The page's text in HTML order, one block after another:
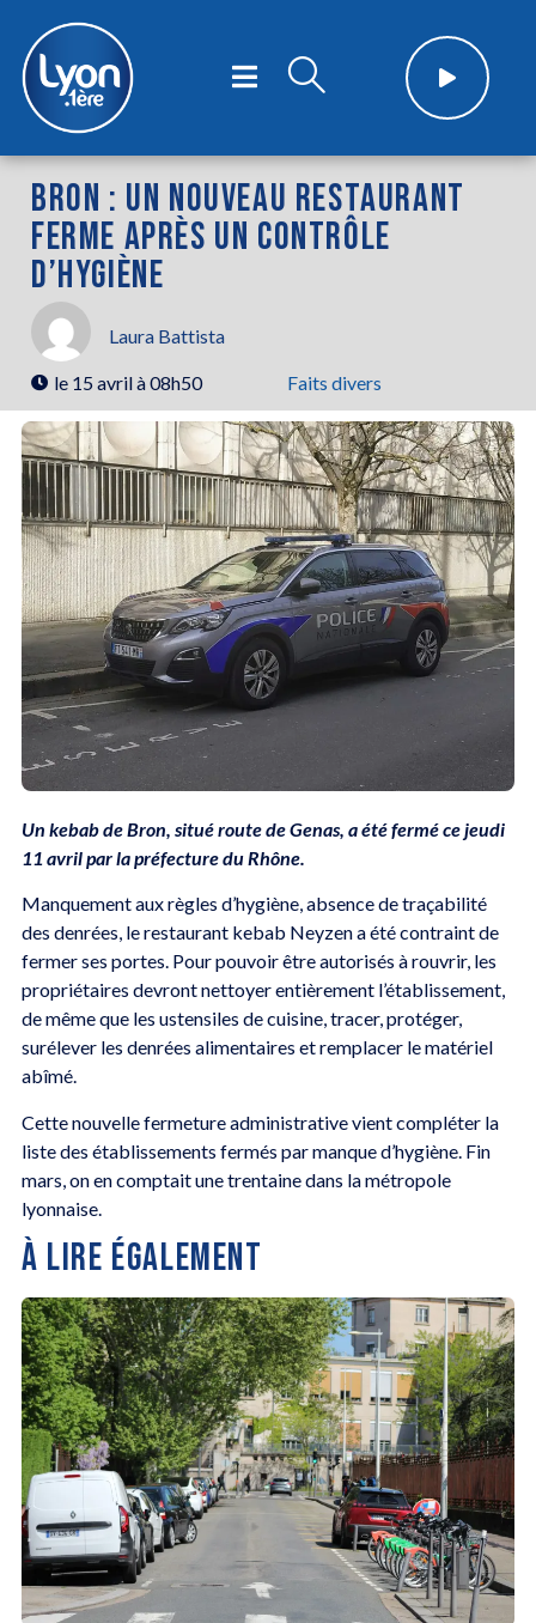
BRON : UN NOUVEAU RESTAURANT
FERME APRÈS UN CONTRÔLE
D’HYGIÈNE
Laura Battista
le 15 avril à 08h50 Faits divers
Un kebab de Bron, situé route de Genas, a été fermé ce jeudi
11 avril par la préfecture du Rhône.
Manquement aux règles d’hygiène, absence de traçabilité
des denrées, le restaurant kebab Neyzen a été contraint de
fermer ses portes. Pour pouvoir être autorisés à rouvrir, les
propriétaires devront nettoyer entièrement l’établissement,
de même que les ustensiles de cuisine, tracer, protéger,
surélever les denrées alimentaires et remplacer le matériel
abîmé.
Cette nouvelle fermeture administrative vient compléter la
liste des établissements fermés par manque d’hygiène. Fin
mars, on en comptait une trentaine dans la métropole
lyonnaise.
À LIRE ÉGALEMENT